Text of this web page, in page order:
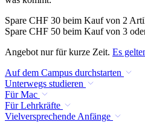
Spare CHF 30 beim Kauf von 2
Spare CHF 50 beim Kauf von 3
Angebot nur für kurze Zeit. Es
Auf dem Campus durchstarten
Unterwegs studieren
Für Mac
Für Lehrkräfte
Vielversprechende Anfänge